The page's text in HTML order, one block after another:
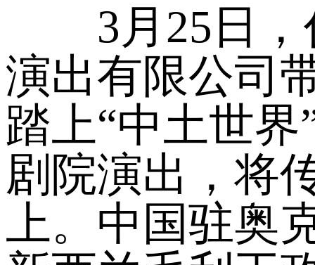
3月25日，
演出有限公司
踏上“中土世
剧院演出，将
上。中国驻奥